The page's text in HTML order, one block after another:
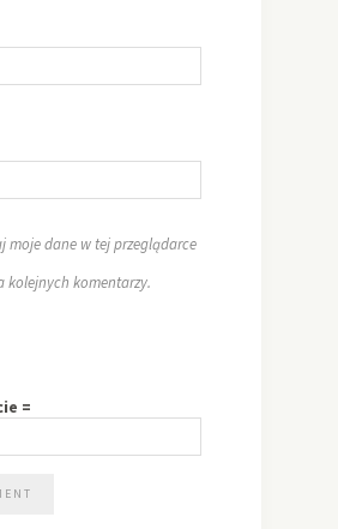
moje dane w tej przeglądarce
kolejnych komentarzy.
=